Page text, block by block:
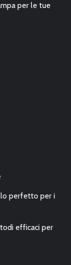
per le tue
perfetto per i
efficaci per